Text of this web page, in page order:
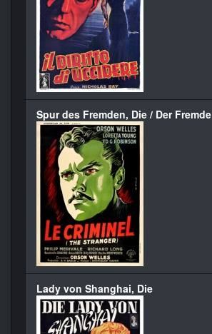
Spur des Fremden, Die / Der Fremde
Lady von Shanghai, Die